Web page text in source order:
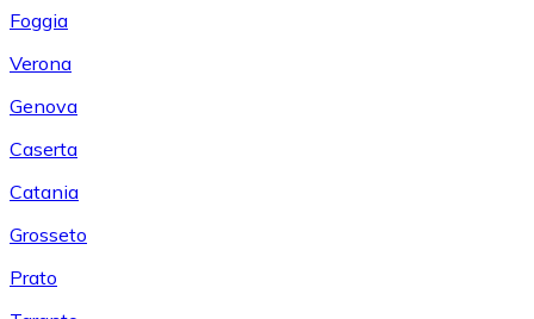
Foggia
Verona
Genova
Caserta
Catania
Grosseto
Prato